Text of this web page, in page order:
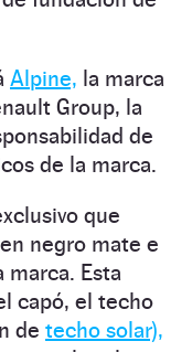
Alpine, la marca
Group, la
de
de la marca.
que
negro mate e
marca. Esta
capó, el techo
de techo solar),